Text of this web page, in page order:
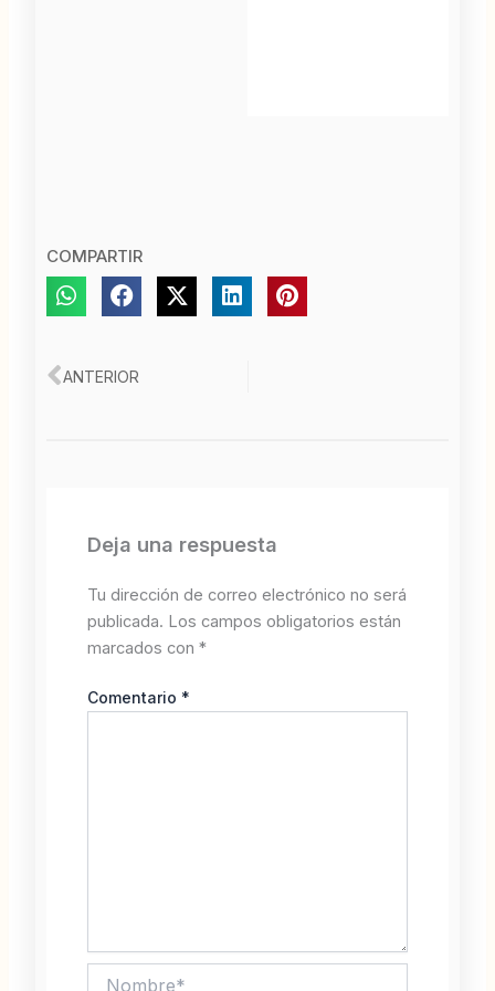
COMPARTIR
Ant
ANTERIOR
Deja una respuesta
Tu dirección de correo electrónico no será
publicada. Los campos obligatorios están
marcados con *
Comentario *